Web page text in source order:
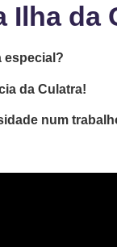
Ilha da
especial?
da Culatra!
num